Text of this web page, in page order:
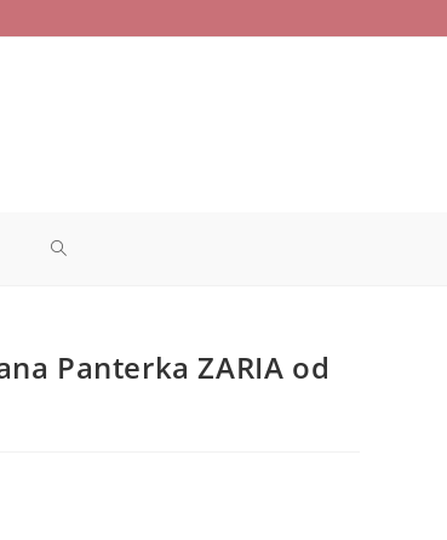
TOGGLE
Panterka ZARIA od